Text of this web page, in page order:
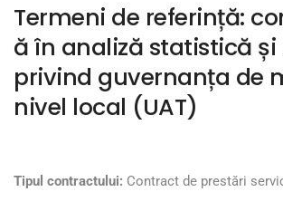
Termeni de referință:
ă în analiză statistică
privind guvernanța de
nivel local (UAT)
Tipul contractului: Contract de prestări